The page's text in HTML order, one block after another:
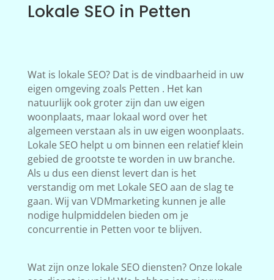
Lokale SEO in Petten
Wat is lokale SEO? Dat is de vindbaarheid in uw
eigen omgeving zoals Petten . Het kan
natuurlijk ook groter zijn dan uw eigen
woonplaats, maar lokaal word over het
algemeen verstaan als in uw eigen woonplaats.
Lokale SEO helpt u om binnen een relatief klein
gebied de grootste te worden in uw branche.
Als u dus een dienst levert dan is het
verstandig om met Lokale SEO aan de slag te
gaan. Wij van VDMmarketing kunnen je alle
nodige hulpmiddelen bieden om je
concurrentie in Petten voor te blijven.
Wat zijn onze lokale SEO diensten? Onze lokale